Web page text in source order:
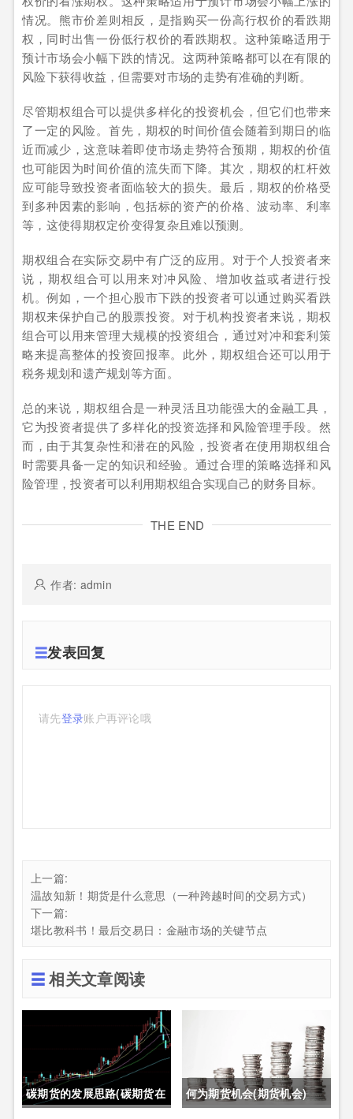
情况。熊市价差则相反，是指购买一份高行权价的看跌期
权，同时出售一份低行权价的看跌期权。这种策略适用于
预计市场会小幅下跌的情况。这两种策略都可以在有限的
风险下获得收益，但需要对市场的走势有准确的判断。
尽管期权组合可以提供多样化的投资机会，但它们也带来
了一定的风险。首先，期权的时间价值会随着到期日的临
近而减少，这意味着即使市场走势符合预期，期权的价值
也可能因为时间价值的流失而下降。其次，期权的杠杆效
应可能导致投资者面临较大的损失。最后，期权的价格受
到多种因素的影响，包括标的资产的价格、波动率、利率
等，这使得期权定价变得复杂且难以预测。
期权组合在实际交易中有广泛的应用。对于个人投资者来
说，期权组合可以用来对冲风险、增加收益或者进行投
机。例如，一个担心股市下跌的投资者可以通过购买看跌
期权来保护自己的股票投资。对于机构投资者来说，期权
组合可以用来管理大规模的投资组合，通过对冲和套利策
略来提高整体的投资回报率。此外，期权组合还可以用于
税务规划和遗产规划等方面。
总的来说，期权组合是一种灵活且功能强大的金融工具，
它为投资者提供了多样化的投资选择和风险管理手段。然
而，由于其复杂性和潜在的风险，投资者在使用期权组合
时需要具备一定的知识和经验。通过合理的策略选择和风
险管理，投资者可以利用期权组合实现自己的财务目标。
THE END
作者: admin
发表回复
请先登录账户再评论哦
上一篇:
温故知新！期货是什么意思（一种跨越时间的交易方式）
下一篇:
堪比教科书！最后交易日：金融市场的关键节点
相关文章阅读
碳期货的发展思路(碳期货在
何为期货机会(期货机会)